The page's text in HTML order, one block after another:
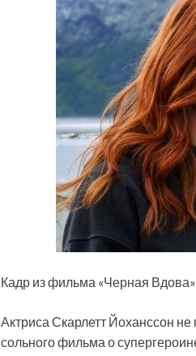
Кадр из фильма «Черная
Актриса Скарлетт Йоханссон
сольного фильма о